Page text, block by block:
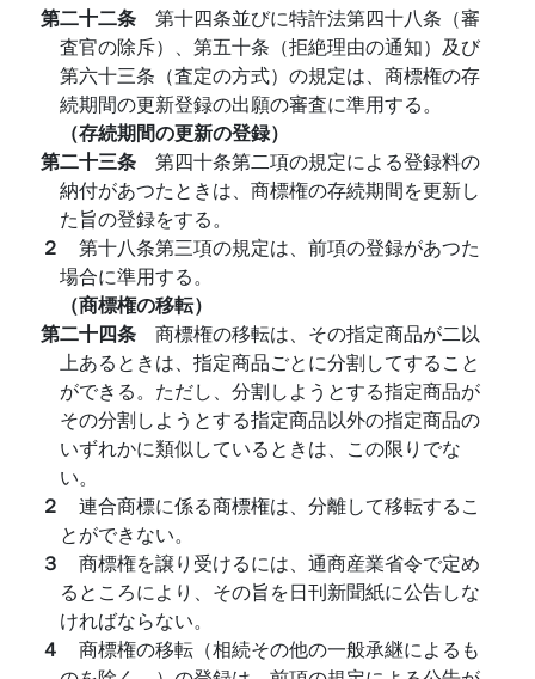
第二十二条 第十四条並びに特許法第四十八条（審
査官の除斥）、第五十条（拒絶理由の通知）及び
第六十三条（査定の方式）の規定は、商標権の存
続期間の更新登録の出願の審査に準用する。
（存続期間の更新の登録）
第二十三条 第四十条第二項の規定による登録料の
納付があつたときは、商標権の存続期間を更新し
た旨の登録をする。
２ 第十八条第三項の規定は、前項の登録があつた
場合に準用する。
（商標権の移転）
第二十四条 商標権の移転は、その指定商品が二以
上あるときは、指定商品ごとに分割してすること
ができる。ただし、分割しようとする指定商品が
その分割しようとする指定商品以外の指定商品の
いずれかに類似しているときは、この限りでな
い。
２ 連合商標に係る商標権は、分離して移転するこ
とができない。
３ 商標権を譲り受けるには、通商産業省令で定め
るところにより、その旨を日刊新聞紙に公告しな
ければならない。
４ 商標権の移転（相続その他の一般承継によるも